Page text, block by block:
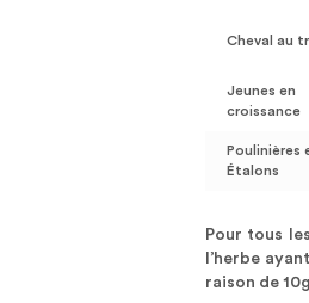
Cheval au
Jeunes en
croissance
Poulinières
Étalons
Pour tous
l’herbe
raison de